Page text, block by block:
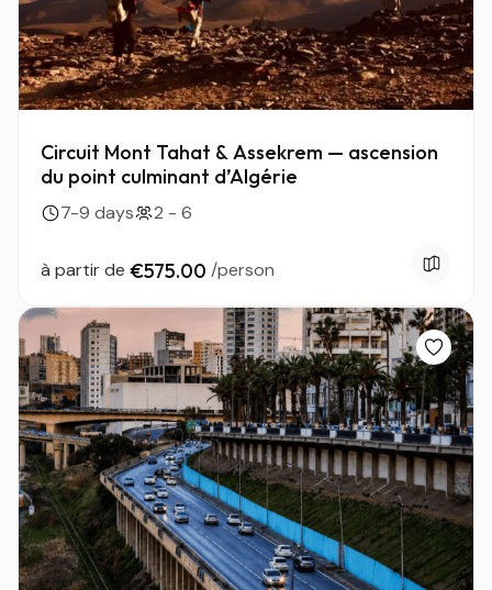
Circuit Mont Tahat & Assekrem — ascension
du point culminant d’Algérie
7-9 days 2 - 6
à partir de €575.00 /person